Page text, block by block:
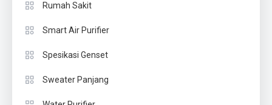
Rumah Sakit
Smart Air Purifier
Spesikasi Genset
Sweater Panjang